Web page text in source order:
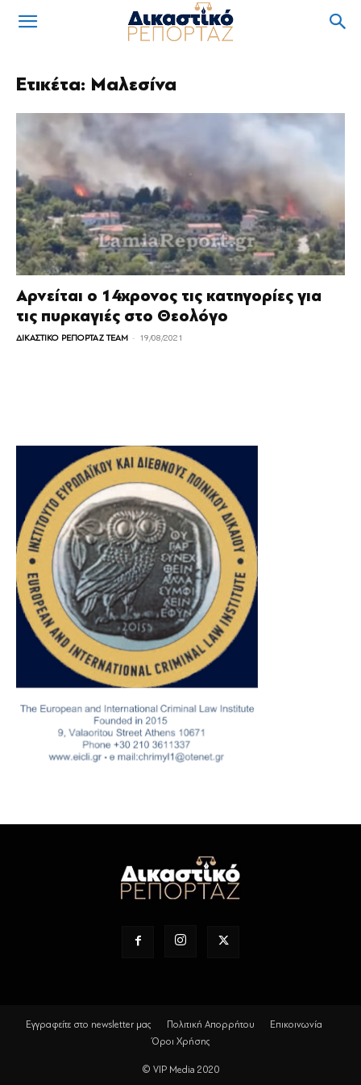
Ετικέτα: Μαλεσίνα
Αρνείται ο 14χρονος τις κατηγορίες για
τις πυρκαγιές στο Θεολόγο
ΔΙΚΑΣΤΙΚΟ ΡΕΠΟΡΤΑΖ TEAM - 19/08/2021
Εγγραφείτε στο newsletter μας Πολιτική Απορρήτου
Επικοινωνία
Όροι Χρήσης
© VIP Media 2020